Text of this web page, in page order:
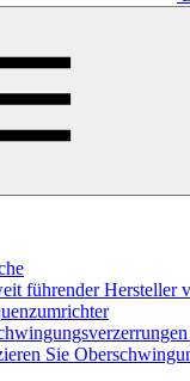
führender Hersteller
Sie